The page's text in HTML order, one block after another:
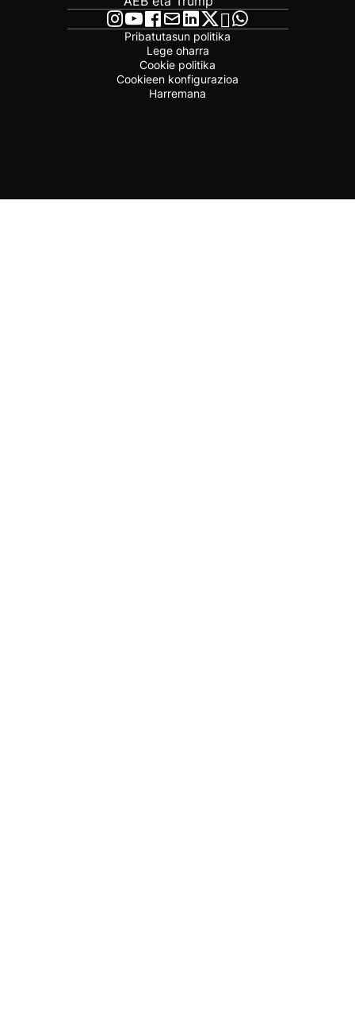
Pribatutasun politika
Lege oharra
Cookie politika
Cookieen konfigurazioa
Harremana